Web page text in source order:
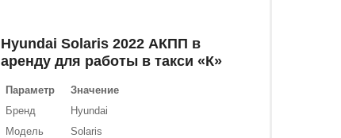
Hyundai Solaris 2022 АКПП в
аренду для работы в такси «К»
Параметр
Значение
Бренд
Hyundai
Модель
Solaris